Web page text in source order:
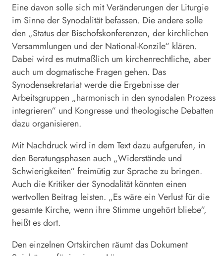
Eine davon solle sich mit Veränderungen der Liturgie
im Sinne der Synodalität befassen. Die andere solle
den „Status der Bischofskonferenzen, der kirchlichen
Versammlungen und der National-Konzile“ klären.
Dabei wird es mutmaßlich um kirchenrechtliche, aber
auch um dogmatische Fragen gehen. Das
Synodensekretariat werde die Ergebnisse der
Arbeitsgruppen „harmonisch in den synodalen Prozess
integrieren“ und Kongresse und theologische Debatten
dazu organisieren.
Mit Nachdruck wird in dem Text dazu aufgerufen, in
den Beratungsphasen auch „Widerstände und
Schwierigkeiten“ freimütig zur Sprache zu bringen.
Auch die Kritiker der Synodalität könnten einen
wertvollen Beitrag leisten. „Es wäre ein Verlust für die
gesamte Kirche, wenn ihre Stimme ungehört bliebe“,
heißt es dort.
Den einzelnen Ortskirchen räumt das Dokument